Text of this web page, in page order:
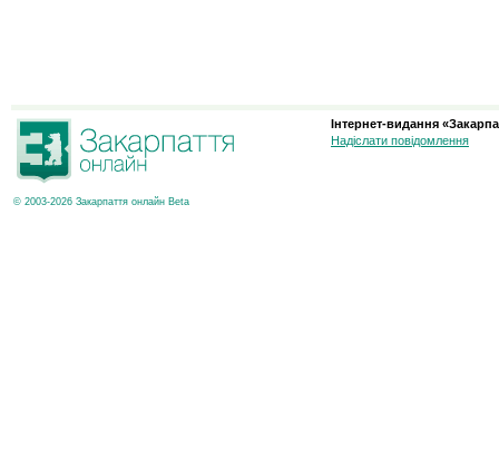
© 2003-2026 Закарпаття онлайн Beta
Інтернет-видання
Надіслати повідомлення